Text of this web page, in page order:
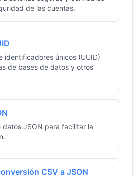
de las cuentas.
identificadores únicos (UUID)
de bases de datos y otros
datos JSON para facilitar la
CSV a JSON